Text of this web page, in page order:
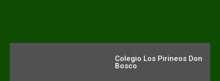
Colegio Los Pirineos Don
Bosco